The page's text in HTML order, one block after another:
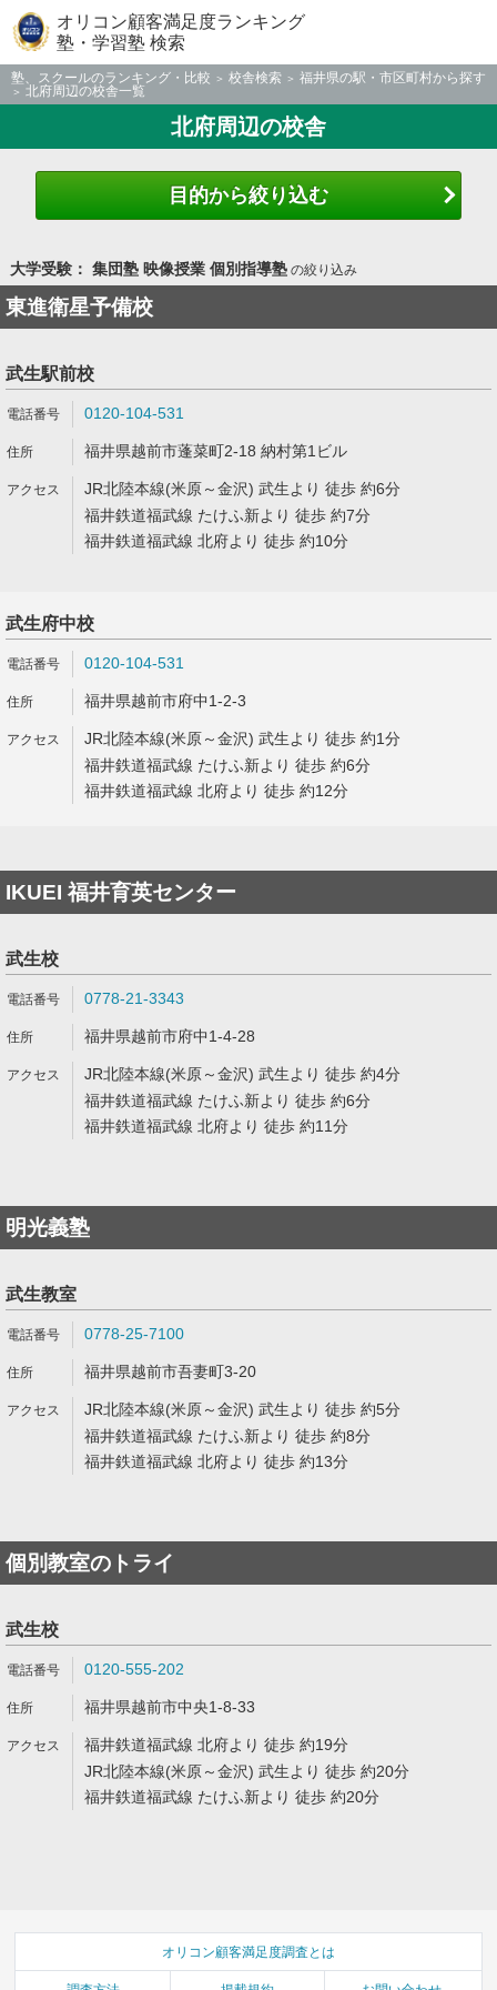
オリコン顧客満足度ランキング
塾・学習塾 検索
塾、スクールのランキング・比較 校舎検索
福井県の駅・市区町村から探す
北府周辺の校舎一覧
北府周辺の校舎
目的から絞り込む
大学受験： 集団塾 映像授業 個別指導塾の絞り込み
東進衛星予備校
武生駅前校
0120-104-531
福井県越前市蓬菜町2-18 納村第1ビル
JR北陸本線(米原～金沢) 武生より 徒歩 約6分
福井鉄道福武線 たけふ新より 徒歩 約7分
福井鉄道福武線 北府より 徒歩 約10分
武生府中校
0120-104-531
福井県越前市府中1-2-3
JR北陸本線(米原～金沢) 武生より 徒歩 約1分
福井鉄道福武線 たけふ新より 徒歩 約6分
福井鉄道福武線 北府より 徒歩 約12分
IKUEI 福井育英センター
武生校
0778-21-3343
福井県越前市府中1-4-28
JR北陸本線(米原～金沢) 武生より 徒歩 約4分
福井鉄道福武線 たけふ新より 徒歩 約6分
福井鉄道福武線 北府より 徒歩 約11分
明光義塾
武生教室
0778-25-7100
福井県越前市吾妻町3-20
JR北陸本線(米原～金沢) 武生より 徒歩 約5分
福井鉄道福武線 たけふ新より 徒歩 約8分
福井鉄道福武線 北府より 徒歩 約13分
個別教室のトライ
武生校
0120-555-202
福井県越前市中央1-8-33
福井鉄道福武線 北府より 徒歩 約19分
JR北陸本線(米原～金沢) 武生より 徒歩 約20分
福井鉄道福武線 たけふ新より 徒歩 約20分
オリコン顧客満足度調査とは